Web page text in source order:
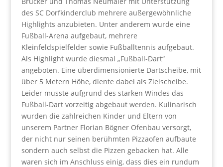
des SC Dorfkinderclub mehrere außergewöhnliche
Highlights anzubieten. Unter anderem wurde eine
Fußball-Arena aufgebaut, mehrere
Kleinfeldspielfelder sowie Fußballtennis aufgebaut.
Als Highlight wurde diesmal „Fußball-Dart“
angeboten. Eine überdimensionierte Dartscheibe, mit
über 5 Metern Höhe, diente dabei als Zielscheibe.
Leider musste aufgrund des starken Windes das
Fußball-Dart vorzeitig abgebaut werden. Kulinarisch
wurden die zahlreichen Kinder und Eltern von
unserem Partner Florian Bögner Ofenbau versorgt,
der nicht nur seinen berühmten Pizzaofen aufbaute
sondern auch selbst die Pizzen gebacken hat. Alle
waren sich im Anschluss einig, dass dies ein rundum